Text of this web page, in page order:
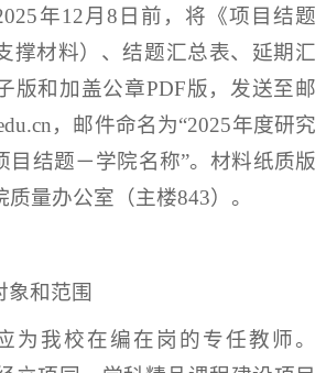
年12月8日前，将《项目结题
撑材料）、结题汇总表、延期汇
版和加盖公章PDF版，发送至邮
，邮件命名为“2025年度研究
目结题－学院名称”。材料纸质版
量办公室（主楼843）。
象和范围
为我校在编在岗的专任教师。